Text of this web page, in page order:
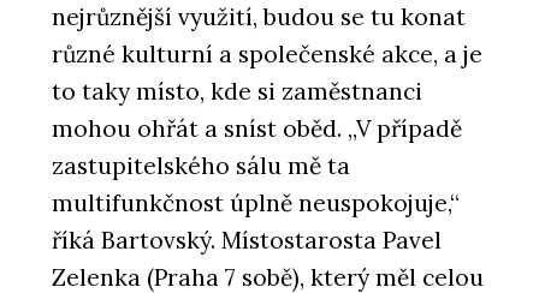
nejrůznější využití, budou se tu konat
různé kulturní a společenské akce, a je
to taky místo, kde si zaměstnanci
mohou ohřát a sníst oběd. „V případě
zastupitelského sálu mě ta
multifunkčnost úplně neuspokojuje,“
říká Bartovský. Místostarosta Pavel
Zelenka (Praha 7 sobě), který měl celou